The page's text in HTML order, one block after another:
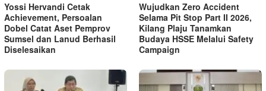
Yossi Hervandi Cetak
Achievement, Persoalan
Dobel Catat Aset Pemprov
Sumsel dan Lanud Berhasil
Diselesaikan
Wujudkan Zero Accident
Selama Pit Stop Part II 2026,
Kilang Plaju Tanamkan
Budaya HSSE Melalui Safety
Campaign